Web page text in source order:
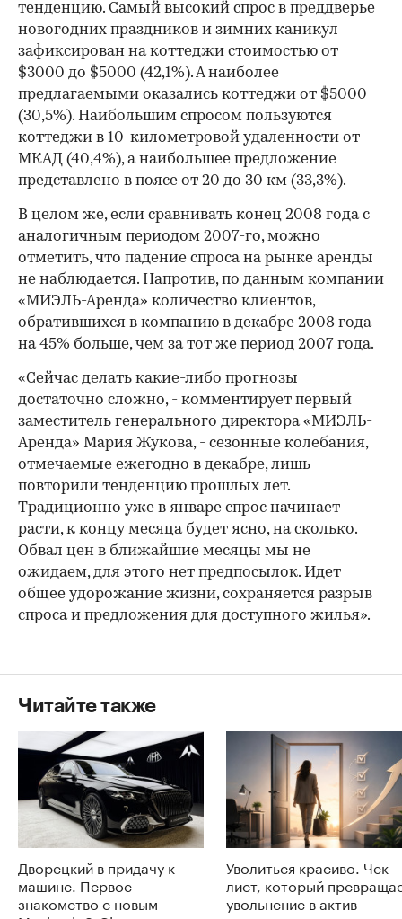
тенденцию. Самый высокий спрос в преддверье
новогодних праздников и зимних каникул
зафиксирован на коттеджи стоимостью от
$3000 до $5000 (42,1%). А наиболее
предлагаемыми оказались коттеджи от $5000
(30,5%). Наибольшим спросом пользуются
коттеджи в 10-километровой удаленности от
МКАД (40,4%), а наибольшее предложение
представлено в поясе от 20 до 30 км (33,3%).
В целом же, если сравнивать конец 2008 года с
аналогичным периодом 2007-го, можно
отметить, что падение спроса на рынке аренды
не наблюдается. Напротив, по данным компании
«МИЭЛЬ-Аренда» количество клиентов,
обратившихся в компанию в декабре 2008 года
на 45% больше, чем за тот же период 2007 года.
«Сейчас делать какие-либо прогнозы
достаточно сложно, - комментирует первый
заместитель генерального директора «МИЭЛЬ-
Аренда» Мария Жукова, - сезонные колебания,
отмечаемые ежегодно в декабре, лишь
повторили тенденцию прошлых лет.
Традиционно уже в январе спрос начинает
расти, к концу месяца будет ясно, на сколько.
Обвал цен в ближайшие месяцы мы не
ожидаем, для этого нет предпосылок. Идет
общее удорожание жизни, сохраняется разрыв
спроса и предложения для доступного жилья».
Читайте также
Дворецкий в придачу к
машине. Первое
знакомство с новым
Уволиться красиво. Чек-
лист, который
увольнение в актив